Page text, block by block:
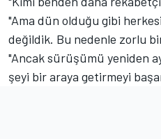
"Ama dün olduğu gibi
değildik. Bu nedenle zorlu
"Ancak sürüşümü yeniden
şeyi bir araya getirmeyi